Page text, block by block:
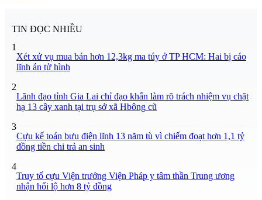
TIN ĐỌC NHIỀU
1
Xét xử vụ mua bán hơn 12,3kg ma túy ở TP HCM: Hai bị cáo
lĩnh án tử hình
2
Lãnh đạo tỉnh Gia Lai chỉ đạo khẩn làm rõ trách nhiệm vụ chặt
hạ 13 cây xanh tại trụ sở xã Hbông cũ
3
Cựu kế toán bưu điện lĩnh 13 năm tù vì chiếm đoạt hơn 1,1 tỷ
đồng tiền chi trả an sinh
4
Truy tố cựu Viện trưởng Viện Pháp y tâm thần Trung ương
nhận hối lộ hơn 8 tỷ đồng